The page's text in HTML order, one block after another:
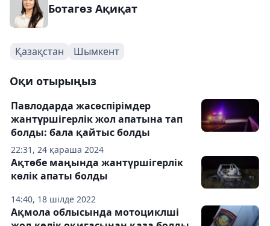
Ботагөз Ақиқат
Қазақстан Шымкент
Оқи отырыңыз
22:31, 24 қараша 2024
Павлодарда жасөспірімдер
жантүршігерлік жол апатына тап
болды: бала қайтыс болды
14:40, 18 шілде 2022
Ақтөбе маңында жантүршігерлік
көлік апаты болды
Ақмола облысында мотоциклші